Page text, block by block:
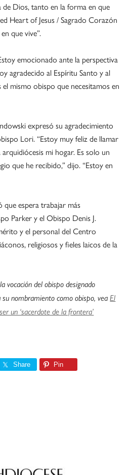
de Dios, tanto en la forma en que
Heart of Jesus / Sagrado Corazón
que vive”.
emocionado ante la perspectiva
agradecido al Espíritu Santo y al
mismo obispo que necesitamos en
expresó su agradecimiento
Lori. “Estoy muy feliz de llamar
mi hogar. Es solo un
que he recibido,” dijo. “Estoy en
que espera trabajar más
Parker y el Obispo Denis J.
y el personal del Centro
religiosos y fieles laicos de la
vocación del obispo designado
su nombramiento como obispo, veaEl
un ‘sacerdote de la frontera’
Share Pin